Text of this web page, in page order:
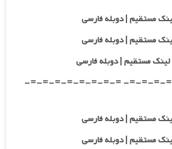
-=-=-=-=-=-=-=-=-=-=- =-